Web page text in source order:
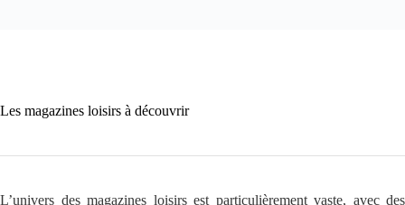
Les magazines loisirs à découvrir
L’univers des magazines loisirs est particulièrement vaste, avec des